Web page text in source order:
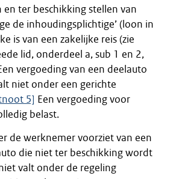
en ter beschikking stellen van
de inhoudingsplichtige’ (loon in
is van een zakelijke reis (zie
lid, onderdeel a, sub 1 en 2,
vergoeding van een deelauto
niet onder een gerichte
5] Een vergoeding voor
belast.
de werknemer voorziet van een
die niet ter beschikking wordt
valt onder de regeling